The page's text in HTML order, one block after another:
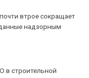
втрое сокращает
надзорным
в строительной